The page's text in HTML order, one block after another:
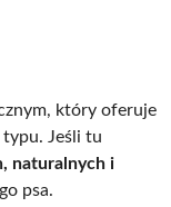
który oferuje
Jeśli tu
naturalnych i
psa.